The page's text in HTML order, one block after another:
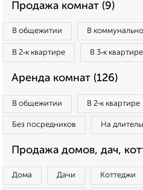
Продажа комнат (9)
В общежитии В
В 2‑к квартире В 3‑к квартире
Аренда комнат (126)
В общежитии В 2‑к квартире
Без посредников На
Продажа домов, дач,
Дома Дачи Коттеджи